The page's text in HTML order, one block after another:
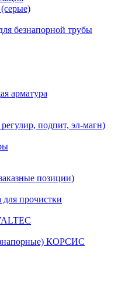
безнапорной трубы
арматура
подпит, эл-магн)
позиции)
для прочистки
КОРСИС